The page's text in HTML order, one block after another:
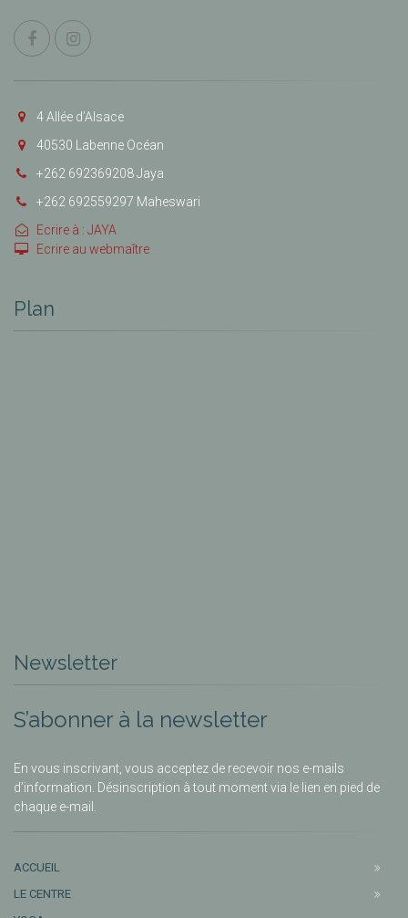
4 Allée d’Alsace
40530 Labenne Océan
+262 692369208 Jaya
+262 692559297 Maheswari
Ecrire à : JAYA
Ecrire au webmaître
Plan
Newsletter
S’abonner à la newsletter
En vous inscrivant, vous acceptez de recevoir nos e-mails
d’information. Désinscription à tout moment via le lien en pied de
chaque e-mail.
ACCUEIL
LE CENTRE